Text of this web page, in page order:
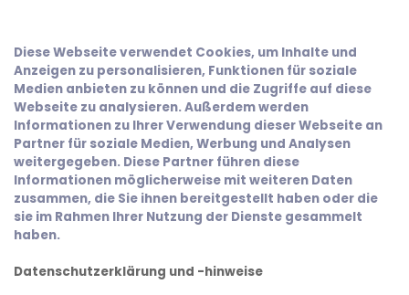
Diese Webseite verwendet Cookies, um Inhalte und
Anzeigen zu personalisieren, Funktionen für soziale
Medien anbieten zu können und die Zugriffe auf diese
Webseite zu analysieren. Außerdem werden
Informationen zu Ihrer Verwendung dieser Webseite an
Partner für soziale Medien, Werbung und Analysen
weitergegeben. Diese Partner führen diese
Informationen möglicherweise mit weiteren Daten
zusammen, die Sie ihnen bereitgestellt haben oder die
sie im Rahmen Ihrer Nutzung der Dienste gesammelt
haben.
Datenschutzerklärung und -hinweise